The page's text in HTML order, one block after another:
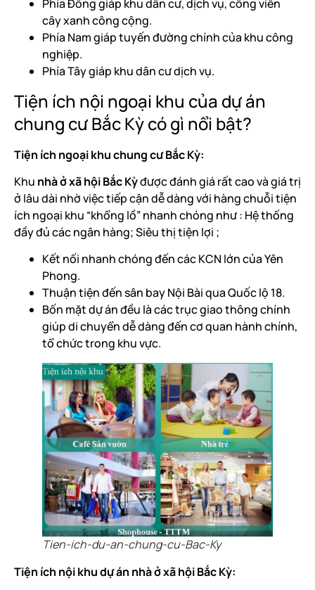
Phía Đông giáp khu dân cư, dịch vụ, công viên
cây xanh công cộng.
Phía Nam giáp tuyến đường chính của khu công
nghiệp.
Phía Tây giáp khu dân cư dịch vụ.
Tiện ích nội ngoại khu của dự án
chung cư Bắc Kỳ có gì nổi bật?
Tiện ích ngoại khu chung cư Bắc Kỳ:
Khu nhà ở xã hội Bắc Kỳđược đánh giá rất cao và giá trị
ở lâu dài nhờ việc tiếp cận dễ dàng với hàng chuỗi tiện
ích ngoại khu “khổng lồ” nhanh chóng như : Hệ thống
đầy đủ các ngân hàng; Siêu thị tiện lợi ;
Kết nối nhanh chóng đến các KCN lớn của Yên
Phong.
Thuận tiện đến sân bay Nội Bài qua Quốc lộ 18.
Bốn mặt dự án đều là các trục giao thông chính
giúp di chuyển dễ dàng đến cơ quan hành chính,
tổ chức trong khu vực.
Tien-ich-du-an-chung-cu-Bac-Ky
Tiện ích nội khu dự án nhà ở xã hội Bắc Kỳ: